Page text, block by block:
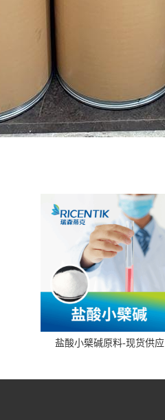
盐酸小檗碱原料-现货供应